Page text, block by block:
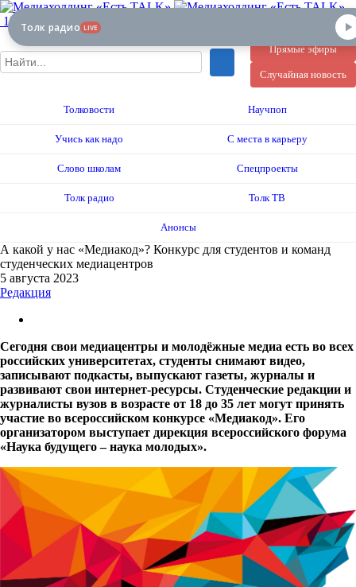
12+
Прямые эфиры
Случайная новость
Толковости Научпоп
Учись как надо С места в карьеру
Слово школам Спецпроекты
Толк радио Толк ТВ
Анонсы
А какой у нас «Медиакод»? Конкурс для студентов и команд
студенческих медиацентров
5 августа 2023
Редакция
Сегодня свои медиацентры и молодёжные медиа есть во всех
российских университетах, студенты снимают видео,
записывают подкасты, выпускают газеты, журналы и
развивают свои интернет-ресурсы. Студенческие редакции и
журналисты вузов в возрасте от 18 до 35 лет могут принять
участие во всероссийском конкурсе «Медиакод». Его
организатором выступает дирекция всероссийского форума
«Наука будущего – наука молодых».
Толк радио LIVE